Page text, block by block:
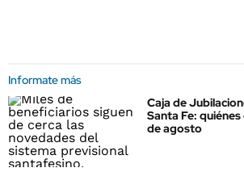
Informate más
Caja de
Santa Fe:
de agosto